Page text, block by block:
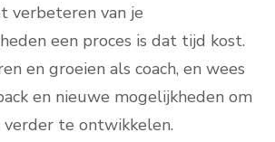
verbeteren van je
een proces is dat tijd kost.
en groeien als coach, en wees
en nieuwe mogelijkheden om
verder te ontwikkelen.